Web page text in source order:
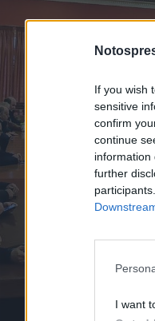
If you wish
sensitive
confirm
continue
information
further
I want